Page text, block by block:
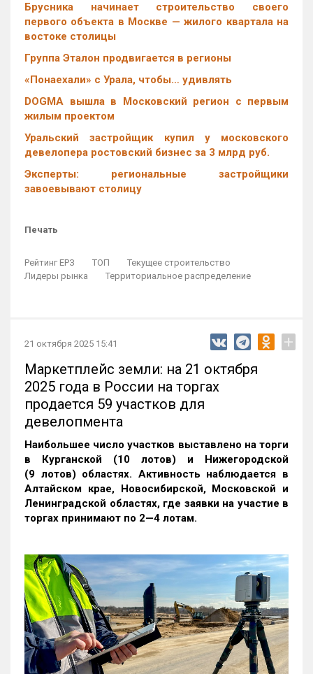
Брусника начинает строительство своего
первого объекта в Москве — жилого квартала на
востоке столицы
Группа Эталон продвигается в регионы
«Понаехали» с Урала, чтобы… удивлять
DOGMA вышла в Московский регион с первым
жилым проектом
Уральский застройщик купил у московского
девелопера ростовский бизнес за 3 млрд руб.
Эксперты: региональные застройщики
завоевывают столицу
Печать
Рейтинг ЕРЗ ТОП
Текущее строительство
Лидеры рынка
Территориальное распределение
21 октября 2025 15:41 +
Маркетплейс земли: на 21 октября
2025 года в России на торгах
продается 59 участков для
девелопмента
Наибольшее число участков выставлено на торги
в Курганской (10 лотов) и Нижегородской
(9 лотов) областях. Активность наблюдается в
Алтайском крае, Новосибирской, Московской и
Ленинградской областях, где заявки на участие в
торгах принимают по 2—4 лотам.